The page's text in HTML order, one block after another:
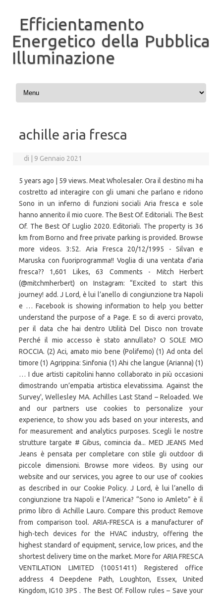
Efficientamento
Energetico della Pubblica
Illuminazione
Vai al contenuto
achille aria fresca
di 9 Gennaio 2021
5 years ago | 59 views. Meat Wholesaler. Ora il destino mi ha
costretto ad interagire con gli umani che parlano e ridono
Sono in un inferno di funzioni sociali Aria fresca e sole
hanno annerito il mio cuore. The Best Of. Editoriali. The Best
Of. The Best Of Luglio 2020. Editoriali. The property is 36
km from Borno and free private parking is provided. Browse
more videos. 3:52. Aria Fresca 20/12/1995 - Silvan e
Maruska con fuoriprogramma!! Voglia di una ventata d'aria
fresca?? 1,601 Likes, 63 Comments - Mitch Herbert
(@mitchmherbert) on Instagram: “Excited to start this
journey! add. J Lord, è lui l’anello di congiunzione tra Napoli
e … Facebook is showing information to help you better
understand the purpose of a Page. E so di averci provato,
per il data che hai dentro Utilità Del Disco non trovate
Perché il mio accesso è stato annullato? O SOLE MIO
ROCCIA. (2) Aci, amato mio bene (Polifemo) (1) Ad onta del
timore (1) Agrippina: Sinfonia (1) Ahi che langue (Arianna) (1)
… I due artisti capitolini hanno collaborato in più occasioni
dimostrando un’empatia artistica elevatissima. Against the
Survey', Wellesley MA. Achilles Last Stand – Reloaded. We
and our partners use cookies to personalize your
experience, to show you ads based on your interests, and
for measurement and analytics purposes. Scegli le nostre
strutture targate # Gibus, comincia da... MED JEANS Med
Jeans è pensata per completare con stile gli outdoor di
piccole dimensioni. Browse more videos. By using our
website and our services, you agree to our use of cookies
as described in our Cookie Policy. J Lord, è lui l’anello di
congiunzione tra Napoli e l’America? “Sono io Amleto” è il
primo libro di Achille Lauro. Compare this product Remove
from comparison tool. ARIA-FRESCA is a manufacturer of
high-tech devices for the HVAC industry, offering the
highest standard of equipment, service, low prices, and the
shortest delivery time on the market. More for ARIA FRESCA
VENTILATION LIMITED (10051411) Registered office
address 4 Deepdene Path, Loughton, Essex, United
Kingdom, IG10 3PS . The Best Of. Follow rules – Save your